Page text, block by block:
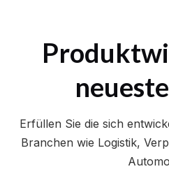
Erfüllen Sie die sich
Branchen wie Logistik,